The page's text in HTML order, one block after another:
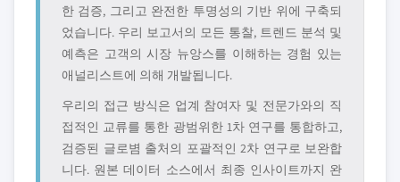
한 검증, 그리고 완전한 투명성의 기반 위에 구축되
었습니다. 우리 보고서의 모든 통찰, 트렌드 분석 및
예측은 고객의 시장 뉴앙스를 이해하는 경험 있는
애널리스트에 의해 개발됩니다.
우리의 접근 방식은 업계 참여자 및 전문가와의 직
접적인 교류를 통한 광범위한 1차 연구를 통합하고,
검증된 글로볌 출처의 포괄적인 2차 연구로 보완합
니다. 원본 데이터 소스에서 최종 인사이트까지 완